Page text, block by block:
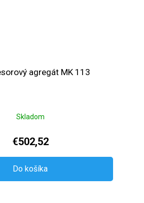
agregát MK 113
Skladom
€502,52
Do košíka